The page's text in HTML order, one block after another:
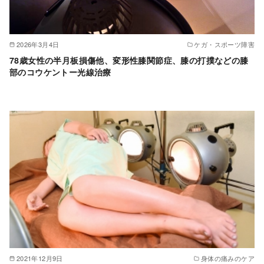
2026年3月4日 ケガ・スポーツ障害
78歳女性の半月板損傷他、変形性膝関節症、膝の打撲などの膝
部のコウケントー光線治療
2021年12月9日 身体の痛みのケア